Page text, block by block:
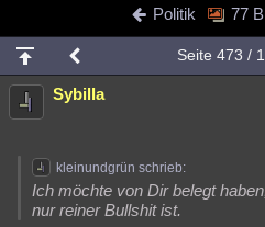
Chat Wiki Neuigkeiten
meine Rubriken
Menschen
Natur Umfragen Unterhaltung
weitere Rubriken
Politik 77
Seite 473 /
Sybilla
kleinundgrün schrieb:
Ich möchte von Dir belegt
nur reiner Bullshit ist.